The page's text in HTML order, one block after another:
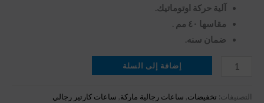
آلية حركة اوتوماتيك.
مقاسها ٤٠ مم .
ضمان سنه.
إضافة إلى السلة
التصنيفات: تخفيضات ساعات رجالية ماركة ساعات كارتير رجالي